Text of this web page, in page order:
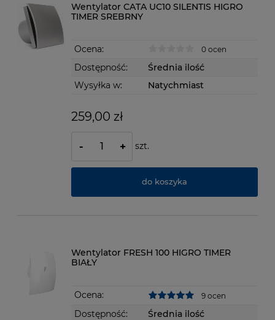
Wentylator CATA UC10 SILENTIS HIGRO
TIMER SREBRNY
Ocena: 0 ocen
Dostępność:
Średnia ilość
Wysyłka w:
Natychmiast
259,00 zł
- + szt.
do koszyka
Wentylator FRESH 100 HIGRO TIMER
BIAŁY
Ocena: 9 ocen
Dostępność:
Średnia ilość